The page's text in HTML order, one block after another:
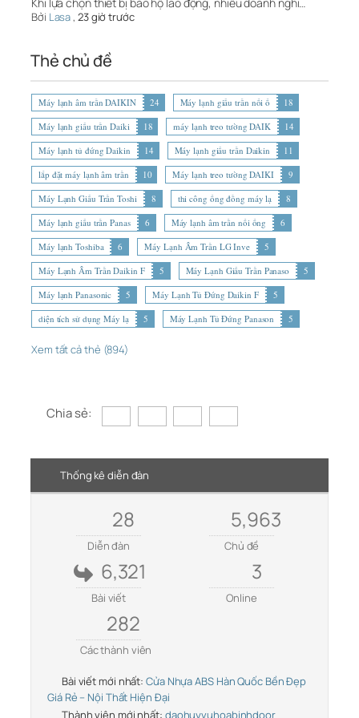
Bởi Lasa, 23 giờ trước
Thẻ chủ đề
Máy lạnh âm trần DAIKIN 24 Máy lạnh giấu trần nối ố
18
Máy lạnh giấu trần Daiki
18 máy lạnh treo tường DAIK
14
Máy lạnh tủ đứng Daikin
14 Máy lạnh giấu trần Daikin
11
lắp đặt máy lạnh âm trần
10 Máy lạnh treo tường DAIKI
9
Máy Lạnh Giấu Trần Toshi
8 thi công ống đồng máy lạ
8
Máy lạnh giấu trần Panas
6 Máy lạnh âm trần nối ống
6
Máy lạnh Toshiba
6 Máy Lạnh Âm Trần LG Inve
5
Máy Lạnh Âm Trần Daikin F
5 Máy Lạnh Giấu Trần Panaso
5
Máy lạnh Panasonic
5 Máy Lạnh Tủ Đứng Daikin F
5
diện tích sử dụng Máy lạ
5 Máy Lạnh Tủ Đứng Panason 5
Xem tất cả thẻ (894)
Chia sẻ:
Thống kê diễn đàn
28
Diễn đàn
5,963
Chủ đề
6,321
Bài viết
3
Online
282
Các thành viên
Bài viết mới nhất: Cửa Nhựa ABS Hàn Quốc Bền Đẹp
Giá Rẻ – Nội Thất Hiện Đại
Thành viên mới nhất: daohuyvuhoabinhdoor